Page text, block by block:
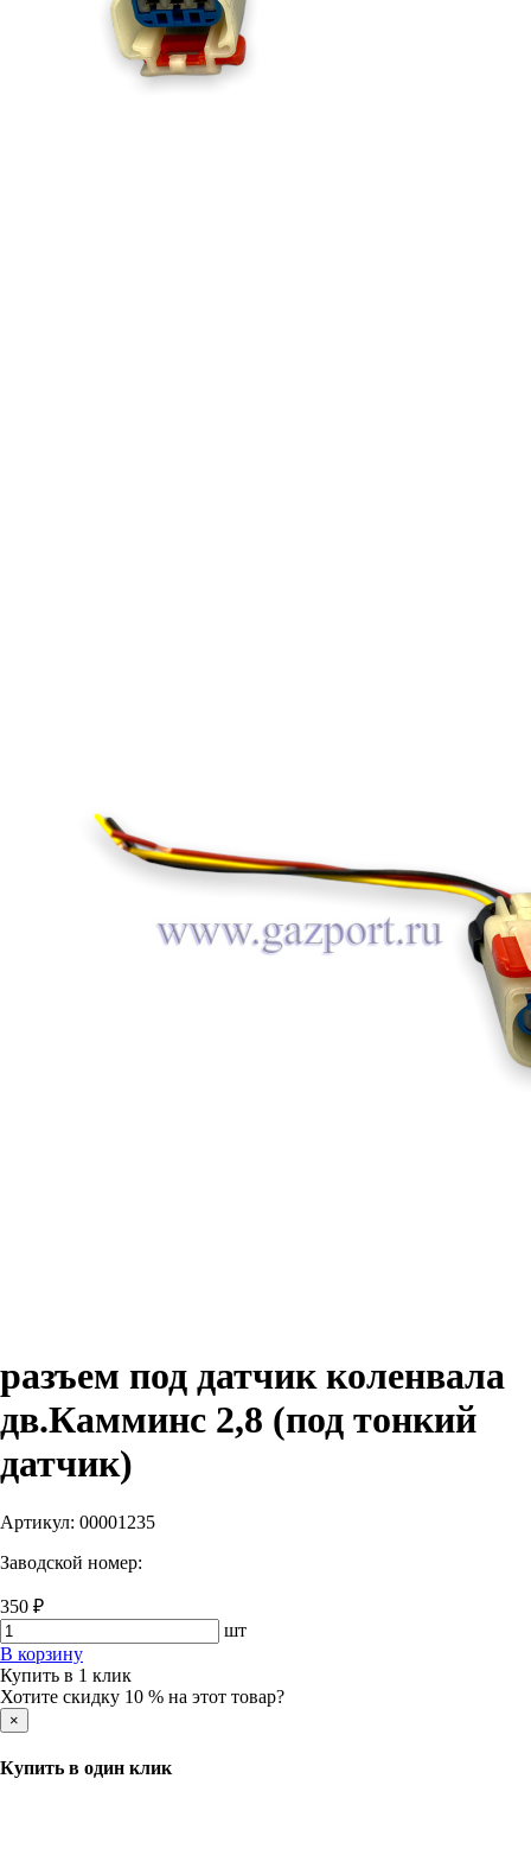
разъем под датчик коленвала
дв.Камминс 2,8 (под тонкий
датчик)
Артикул: 00001235
Заводской номер:
350 ₽
шт
В корзину
Купить в 1 клик
Хотите скидку 10 % на этот товар?
×
Купить в один клик